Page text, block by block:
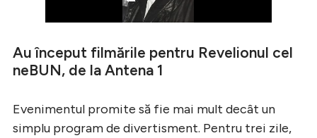
Au început filmările pentru Revelionul cel
neBUN, de la Antena 1
Evenimentul promite să fie mai mult decât un
simplu program de divertisment. Pentru trei zile,